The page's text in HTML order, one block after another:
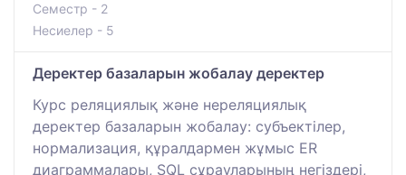
Семестр - 2
Несиелер - 5
Деректер базаларын жобалау деректер
Курс реляциялық және нереляциялық
деректер базаларын жобалау: субъектілер,
нормализация, құралдармен жұмыс ER
диаграммалары, SQL сұрауларының негіздері,